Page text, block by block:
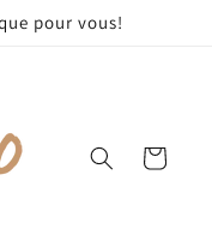
pour vous!
Panier